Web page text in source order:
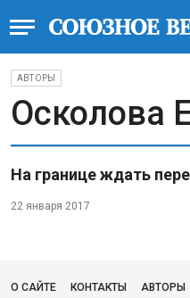
АВТОРЫ
Осколова
На границе ждать
22 января 2017
О САЙТЕ КОНТАКТЫ АВТОРЫ